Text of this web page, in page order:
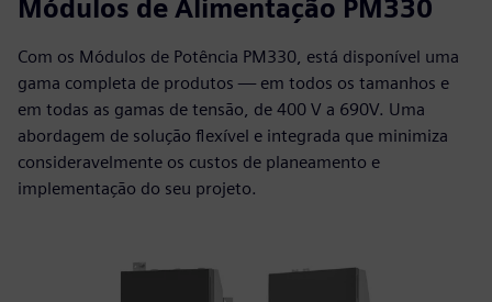
Módulos de Alimentação PM330
Com os Módulos de Potência PM330, está disponível uma
gama completa de produtos — em todos os tamanhos e
em todas as gamas de tensão, de 400 V a 690V. Uma
abordagem de solução flexível e integrada que minimiza
consideravelmente os custos de planeamento e
implementação do seu projeto.